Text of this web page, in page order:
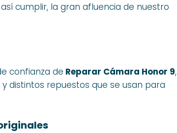
cumplir, la gran afluencia de nuestro
confianza de Reparar Cámara Honor 9,
distintos repuestos que se usan para